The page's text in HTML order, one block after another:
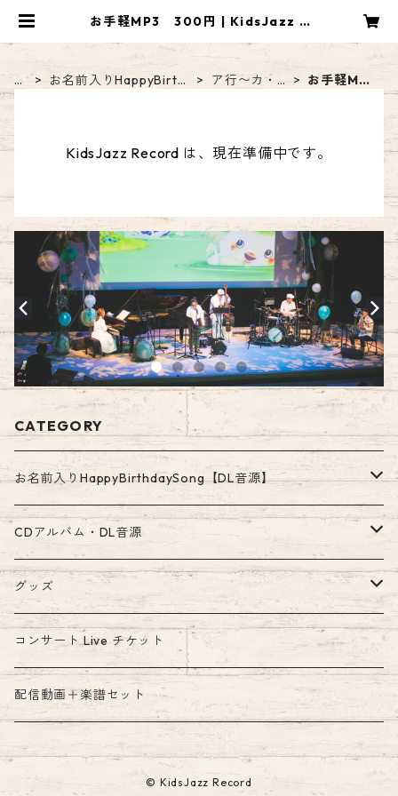
お手軽MP3 300円 | KidsJazz R
H
お名前入りHappyBirth
ア行〜カ・
お手軽MP3
KidsJazz Record は、現在準備中です。
CATEGORY
お名前入りHappyBirthdaySong【DL音源】
ア行〜カ・ガ行のお名前
高音質WAV500円
お手軽MP3 300円
サ・ザ行〜タ・ダ行のお名前
高音質WAV500円
お手軽MP3 300円
ナ行〜ハ・パ・バ行のお名前
高音質WAV500円
お手軽MP3 300円
マ行〜ヤ行のお名前
ラ行〜ワ行のお名前
CDアルバム・DL音源
ダウンロード音源
高音質WAV音源
グッズ
絵本
コンサート Live チケット
配信動画＋楽譜セット
© KidsJazz Record